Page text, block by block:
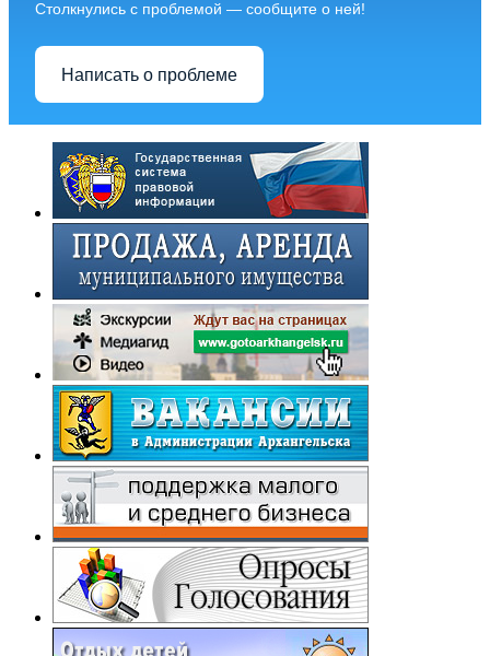
Столкнулись с проблемой — сообщите о ней!
Написать о проблеме